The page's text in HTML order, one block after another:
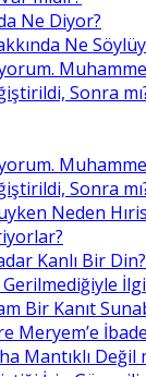
Ne Diyor?
Ne
Sonra
Sonra
Neden
Kanlı Bir Din?
Gerilmediğiyle
Bir Kanıt
Meryem’e
Mantıklı Değil